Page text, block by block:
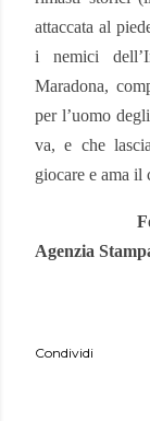
attaccata al
i nemici
Maradona,
per l’uomo
va, e che
giocare e ama il
Agenzia
Condividi